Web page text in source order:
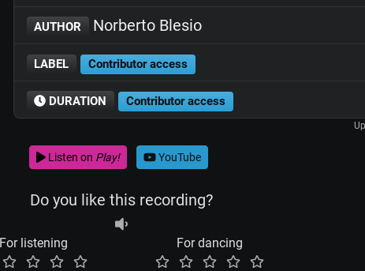
AUTHOR Norberto Blesio
LABEL Contributor access
DURATION Contributor access
Listen on Play! YouTube
Do you like this recording?
For listening For dancing